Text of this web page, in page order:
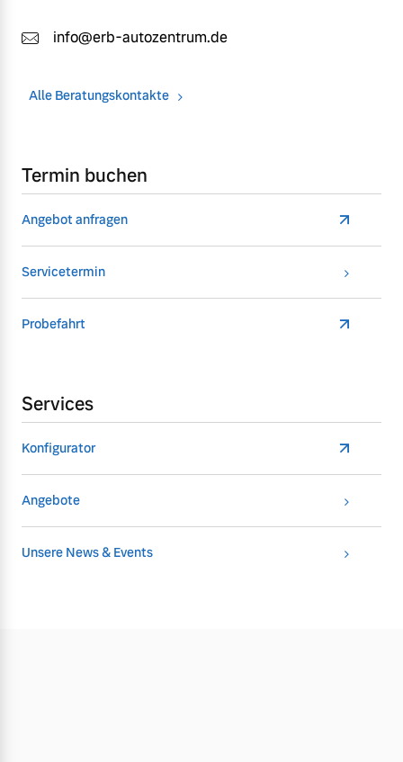
info@erb-autozentrum.de
Alle Beratungskontakte
Termin buchen
Angebot anfragen
Servicetermin
Probefahrt
Services
Konfigurator
Angebote
Unsere News & Events